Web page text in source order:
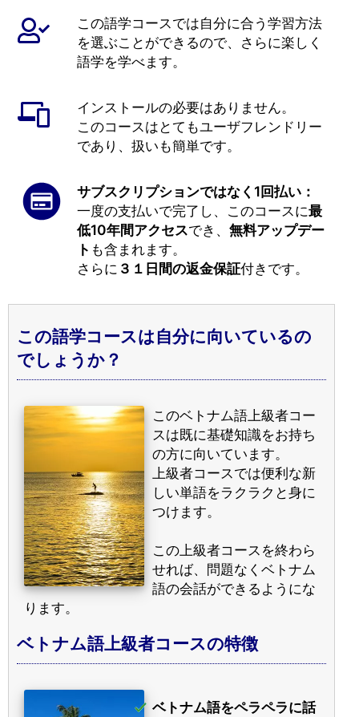
この語学コースでは自分に合う学習方法
を選ぶことができるので、さらに楽しく
語学を学べます。
インストールの必要はありません。
このコースはとてもユーザフレンドリー
であり、扱いも簡単です。
サブスクリプションではなく1回払い：
一度の支払いで完了し、このコースに最
低10年間アクセスでき、 無料アップデー
ト も含まれます。
さらに ３１日間の返金保証付きです。
この語学コースは自分に向いているの
でしょうか？
このベトナム語上級者コー
スは既に基礎知識をお持ち
の方に向いています。
上級者コースでは便利な新
しい単語をラクラクと身に
つけます。
この上級者コースを終わら
せれば、問題なくベトナム
語の会話ができるようにな
ります。
ベトナム語上級者コースの特徴
ベトナム語をペラペラに話